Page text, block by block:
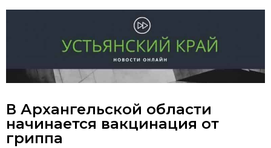
В Архангельской области
начинается вакцинация от
гриппа